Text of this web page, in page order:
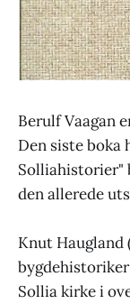
Berulf Vaagan
Den siste boka
Solliahistorier"
den allerede
Knut Haugland
Sollia kirke i